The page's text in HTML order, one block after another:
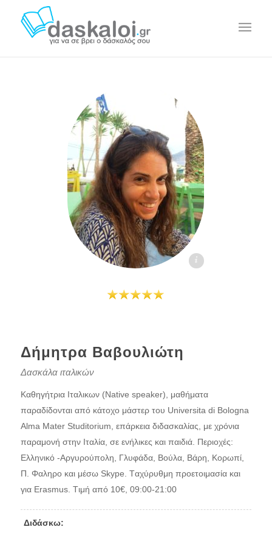
Δήμητρα Βαβουλιώτη - daskaloi.gr
Δήμητρα Βαβουλιώτη
Δασκάλα ιταλικών
Καθηγήτρια Ιταλικων (Native speaker), μαθήματα
παραδίδονται από κάτοχο μάστερ του Universita di Bologna
Alma Mater Studitorium, επάρκεια διδασκαλίας, με χρόνια
παραμονή στην Ιταλία, σε ενήλικες και παιδιά. Περιοχές:
Ελληνικό -Αργυρούπολη, Γλυφάδα, Βούλα, Βάρη, Κορωπί,
Π. Φαληρο και μέσω Skype. Tαχύρυθμη προετοιμασία και
για Erasmus. Tιμή από 10€, 09:00-21:00
Διδάσκω: